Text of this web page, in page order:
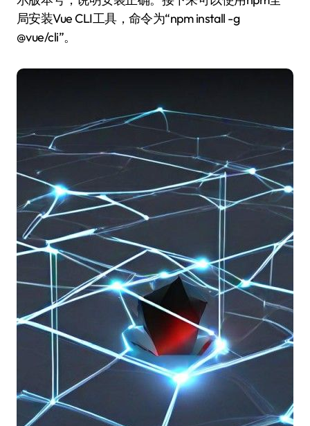
局安装Vue CLI工具，命令为“npm install -g
@vue/cli”。